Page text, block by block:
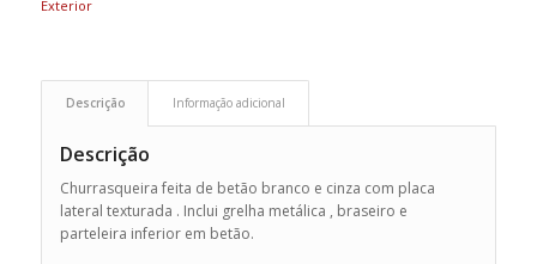
Exterior
Descrição Informação adicional
Descrição
Churrasqueira feita de betão branco e cinza com placa
lateral texturada . Inclui grelha metálica , braseiro e
parteleira inferior em betão.